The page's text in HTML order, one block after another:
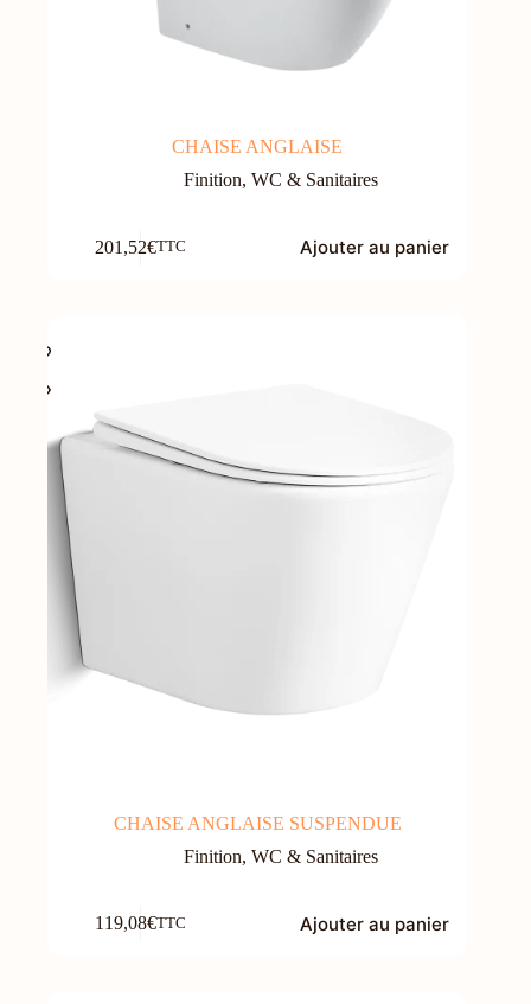
CHAISE ANGLAISE
Finition,WC & Sanitaires
201,52€TTC Ajouter au panier
CHAISE ANGLAISE SUSPENDUE
Finition,WC & Sanitaires
119,08€TTC Ajouter au panier